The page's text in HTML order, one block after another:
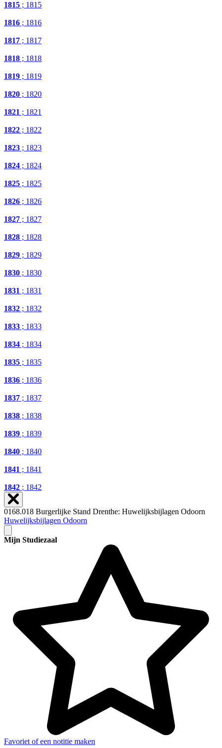
1815 ; 1815
1816 ; 1816
1817 ; 1817
1818 ; 1818
1819 ; 1819
1820 ; 1820
1821 ; 1821
1822 ; 1822
1823 ; 1823
1824 ; 1824
1825 ; 1825
1826 ; 1826
1827 ; 1827
1828 ; 1828
1829 ; 1829
1830 ; 1830
1831 ; 1831
1832 ; 1832
1833 ; 1833
1834 ; 1834
1835 ; 1835
1836 ; 1836
1837 ; 1837
1838 ; 1838
1839 ; 1839
1840 ; 1840
1841 ; 1841
1842 ; 1842
0168.018 Burgerlijke Stand Drenthe: Huwelijksbijlagen Odoorn
Huwelijksbijlagen Odoorn
Mijn Studiezaal
Favoriet of een notitie maken